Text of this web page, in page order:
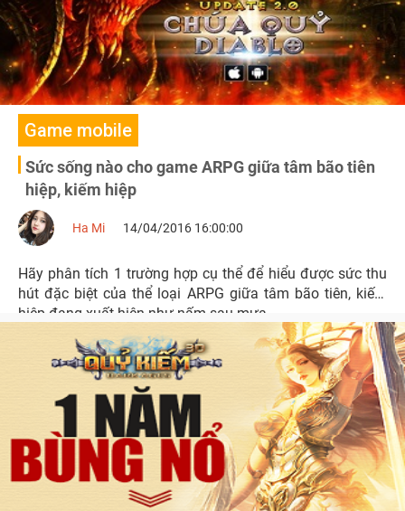
Game mobile
Sức sống nào cho game ARPG giữa tâm bão tiên
hiệp, kiếm hiệp
Ha Mi 14/04/2016 16:00:00
Hãy phân tích 1 trường hợp cụ thể để hiểu được sức thu
hút đặc biệt của thể loại ARPG giữa tâm bão tiên, kiếm
hiệp đang xuất hiện như nấm sau mưa.